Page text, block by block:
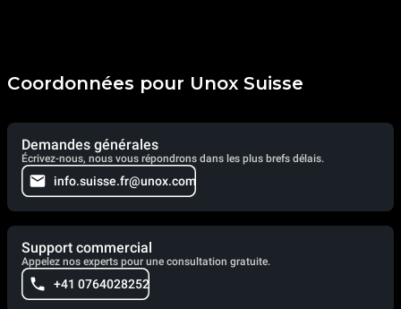
Coordonnées pour Unox Suisse
Demandes générales
Écrivez-nous, nous vous répondrons dans les plus brefs délais.
info.suisse.fr@unox.com
Support commercial
Appelez nos experts pour une consultation gratuite.
+41 0764028252